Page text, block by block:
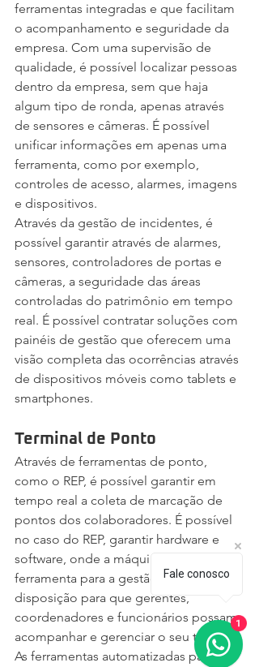
ferramentas integradas e que facilitam
o acompanhamento e seguridade da
empresa. Com uma supervisão de
qualidade, é possível localizar pessoas
dentro da empresa, sem que haja
algum tipo de ronda, apenas através
de sensores e câmeras. É possível
unificar informações em apenas uma
ferramenta, como por exemplo,
controles de acesso, alarmes, imagens
e dispositivos.
Através da gestão de incidentes, é
possível garantir através de alarmes,
sensores, controladores de portas e
câmeras, a seguridade das áreas
controladas do patrimônio em tempo
real. É possível contratar soluções com
painéis de gestão que oferecem uma
visão completa das ocorrências através
de dispositivos móveis como tablets e
smartphones.
Terminal de Ponto
Através de ferramentas de ponto,
como o REP, é possível garantir em
tempo real a coleta de marcação de
pontos dos colaboradores. É possível
no caso do REP, garantir hardware e
software, onde a máquina de ponto e a
ferramenta para a gestão, fique a
disposição para que gerentes,
coordenadores e funcionários possam
acompanhar e gerenciar o seu tempo.
As ferramentas automatizadas para
Fale conosco
1